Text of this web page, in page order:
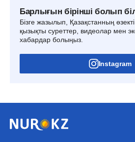
Барлығын бірінші болып
Бізге жазылып, Қазақстанның
қызықты суреттер, видеолар мен
хабардар болыңыз.
Instagram